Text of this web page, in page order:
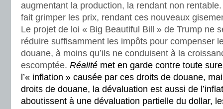
augmentant la production, la rendant non
fait grimper les prix, rendant ces nouveaux
Le projet de loi « Big Beautiful Bill » de Trump ne
réduire suffisamment les impôts pour compenser
douane, à moins qu’ils ne conduisent à la
escomptée. Réalité met en garde contre toute
l’« inflation » causée par ces droits de douane,
droits de douane, la dévaluation est aussi de
aboutissent à une dévaluation partielle du dollar,